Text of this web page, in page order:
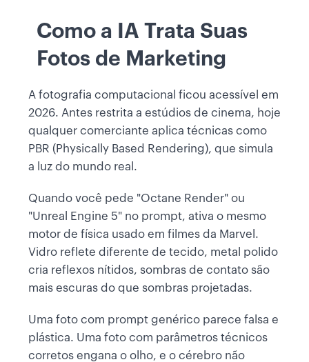
Como a IA Trata Suas
Fotos de Marketing
A fotografia computacional ficou acessível em
2026. Antes restrita a estúdios de cinema, hoje
qualquer comerciante aplica técnicas como
PBR (Physically Based Rendering), que simula
a luz do mundo real.
Quando você pede "Octane Render" ou
"Unreal Engine 5" no prompt, ativa o mesmo
motor de física usado em filmes da Marvel.
Vidro reflete diferente de tecido, metal polido
cria reflexos nítidos, sombras de contato são
mais escuras do que sombras projetadas.
Uma foto com prompt genérico parece falsa e
plástica. Uma foto com parâmetros técnicos
corretos engana o olho, e o cérebro não